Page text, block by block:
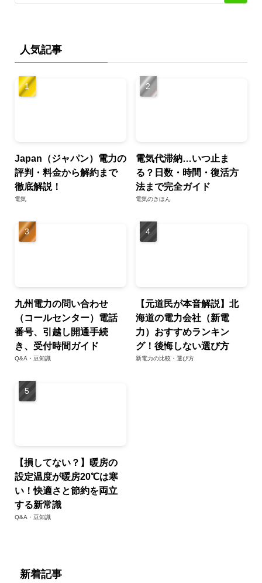
人気記事
Japan（ジャパン）電力の
評判・料金から解約まで
徹底解説！
電気
電気代滞納…いつ止ま
る？日数・時間・復活方
法まで完全ガイド
電気のきほん
九州電力の問い合わせ
（コールセンター）電話
番号、引越し開通手続
き、受付時間ガイド
Q&A・豆知識
【元道民が本音解説】北
海道の電力会社（新電
力）おすすめランキン
グ！後悔しない選び方
新電力の比較・選び方
【損してない？】暖房の
設定温度が暖房20℃は寒
い！快適さと節約を両立
する新常識
Q&A・豆知識
新着記事